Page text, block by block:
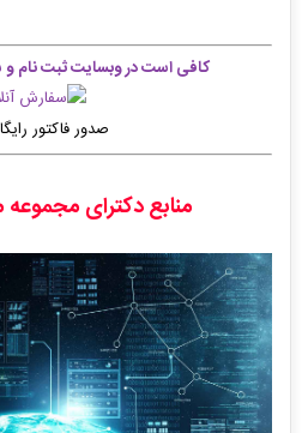
کافی است در وبسایت ثبت نام و
صدور فاکتور
منابع دکترای